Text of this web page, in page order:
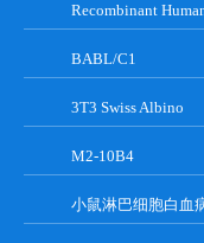
BABL/C1
3T3 Swiss Albino
M2-10B4
小鼠淋巴细胞白血